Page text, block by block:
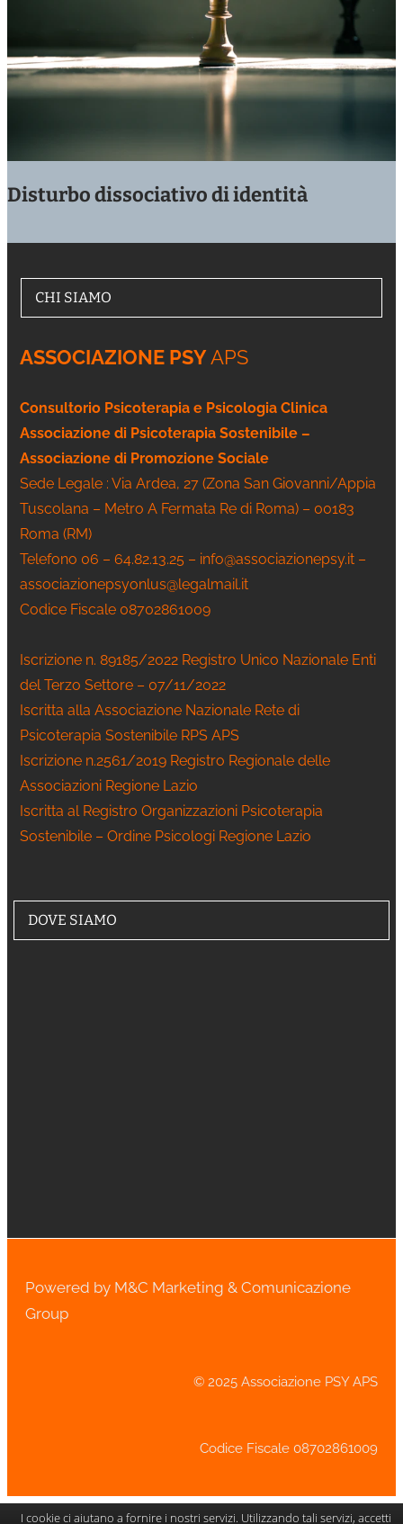
Disturbo dissociativo di identità
CHI SIAMO
ASSOCIAZIONE PSYAPS
Consultorio Psicoterapia e Psicologia Clinica
Associazione di Psicoterapia Sostenibile –
Associazione di Promozione Sociale
Sede Legale : Via Ardea, 27 (Zona San Giovanni/Appia
Tuscolana – Metro A Fermata Re di Roma) – 00183
Roma (RM)
Telefono 06 – 64.82.13.25 – info@associazionepsy.it –
associazionepsyonlus@legalmail.it
Codice Fiscale 08702861009
Iscrizione n. 89185/2022 Registro Unico Nazionale Enti
del Terzo Settore – 07/11/2022
Iscritta alla Associazione Nazionale Rete di
Psicoterapia Sostenibile RPS APS
Iscrizione n.2561/2019 Registro Regionale delle
Associazioni Regione Lazio
Iscritta al Registro Organizzazioni Psicoterapia
Sostenibile – Ordine Psicologi Regione Lazio
DOVE SIAMO
Powered by M&C Marketing & Comunicazione
Group
© 2025 Associazione PSY APS
Codice Fiscale 08702861009
I cookie ci aiutano a fornire i nostri servizi. Utilizzando tali servizi, accetti